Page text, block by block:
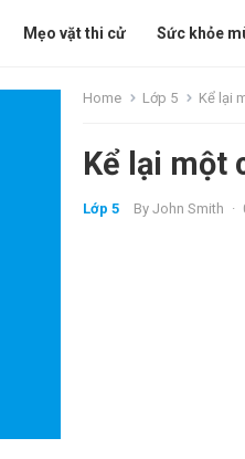
Mẹo vặt thi cử Sức khỏe
Home Lớp 5 Kể lại
Kể lại một
Lớp 5 By John Smith ·